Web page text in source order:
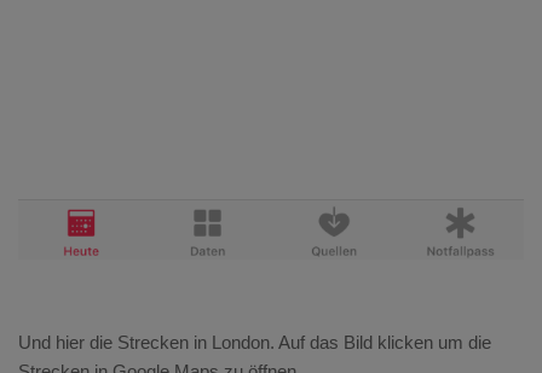
Und hier die Strecken in London. Auf das Bild klicken um die